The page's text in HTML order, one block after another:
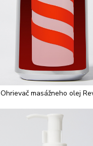
Ohrievač masážneho olej